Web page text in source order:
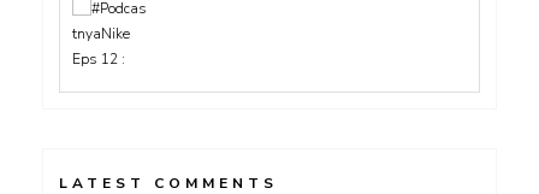
LATEST COMMENTS